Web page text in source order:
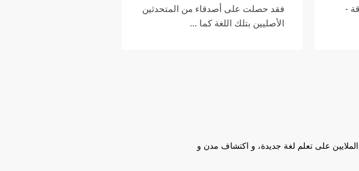
-
فقد حصلت على أصدقاء من المتحدثين
الأصليين بتلك اللغة كما ...
على تعلم لغة جديدة، و اكتشاف مدن و